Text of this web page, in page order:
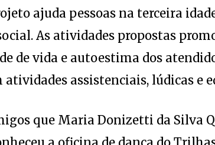
As atividades propostas
de vida e autoestima dos
atividades assistenciais, lúdicas e
a oficina de dança do Trilhas